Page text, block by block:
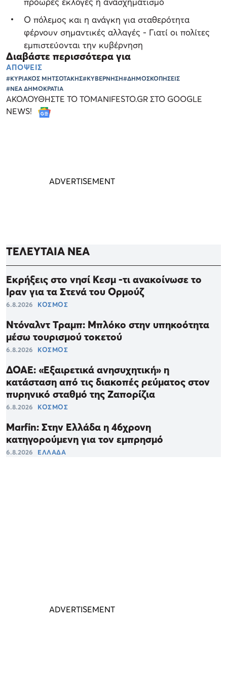
O πόλεμος και η ανάγκη για σταθερότητα
φέρνουν σημαντικές αλλαγές - Γιατί οι πολίτες
εμπιστεύονται την κυβέρνηση
Διαβάστε περισσότερα για
ΑΠΟΨΕΙΣ
#ΚΥΡΙΑΚΟΣ ΜΗΤΣΟΤΑΚΗΣ#ΚΥΒΕΡΝΗΣΗ#ΔΗΜΟΣΚΟΠΗΣΕΙΣ
#ΝΕΑ ΔΗΜΟΚΡΑΤΙΑ
ΑΚΟΛΟΥΘΗΣΤΕ ΤΟ TOMANIFESTO.GR ΣΤΟ GOOGLE
NEWS!
ΤΕΛΕΥΤΑΙΑ ΝΕΑ
Εκρήξεις στο νησί Κεσμ -τι ανακοίνωσε το
Ιραν για τα Στενά του Ορμούζ
6.8.2026 ΚΟΣΜΟΣ
Ντόναλντ Τραμπ: Μπλόκο στην υπηκοότητα
μέσω τουρισμού τοκετού
6.8.2026 ΚΟΣΜΟΣ
ΔΟΑΕ: «Εξαιρετικά ανησυχητική» η
κατάσταση από τις διακοπές ρεύματος στον
πυρηνικό σταθμό της Ζαπορίζια
6.8.2026 ΚΟΣΜΟΣ
Marfin: Στην Ελλάδα η 46χρονη
κατηγορούμενη για τον εμπρησμό
6.8.2026 ΕΛΛΑΔΑ